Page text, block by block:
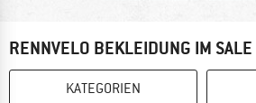
RENNVELO BEKLEIDUNG IM SALE
KATEGORIEN